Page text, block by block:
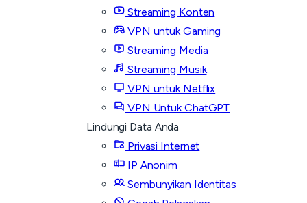
Streaming Konten
VPN untuk Gaming
Streaming Media
Streaming Musik
VPN untuk Netflix
VPN Untuk ChatGPT
Lindungi Data Anda
Privasi Internet
IP Anonim
Sembunyikan Identitas